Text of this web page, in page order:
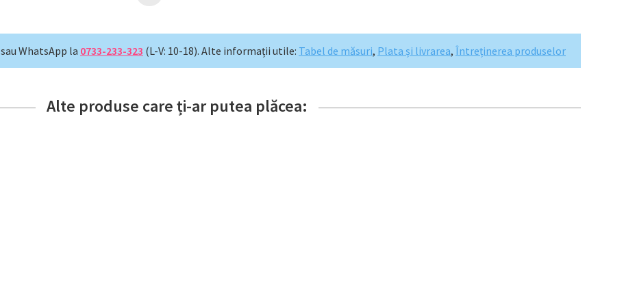
sau WhatsApp la 0733-233-323 (L-V: 10-18). Alte informații utile: Tabel de măsuri, Plata și livrarea, Întreținerea produselor
Alte produse care ți-ar putea plăcea: